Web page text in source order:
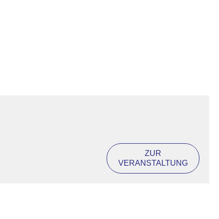
ZUR
VERANSTALTUNG